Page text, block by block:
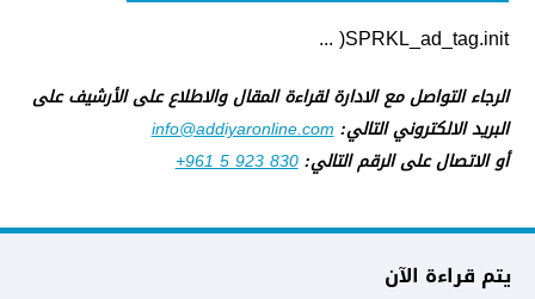
SPRKL_ad_tag.init( ...
الرجاء التواصل مع الادارة لقراءة المقال والاطلاع على الأرشيف على
البريد الالكتروني التالي:info@addiyaronline.com
أو الاتصال على الرقم التالي:+961 5 923 830
يتم قراءة الآن